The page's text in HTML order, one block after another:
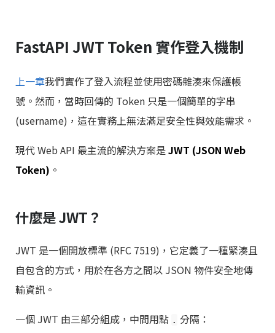
FastAPI JWT Token 實作登入機制
上一章我們實作了登入流程並使用密碼雜湊來保護帳
號。然而，當時回傳的 Token 只是一個簡單的字串
(username)，這在實務上無法滿足安全性與效能需求。
現代 Web API 最主流的解決方案是JWT (JSON Web
Token) 。
什麼是 JWT？
JWT 是一個開放標準 (RFC 7519)，它定義了一種緊湊且
自包含的方式，用於在各方之間以 JSON 物件安全地傳
輸資訊。
一個 JWT 由三部分組成，中間用點 . 分隔：